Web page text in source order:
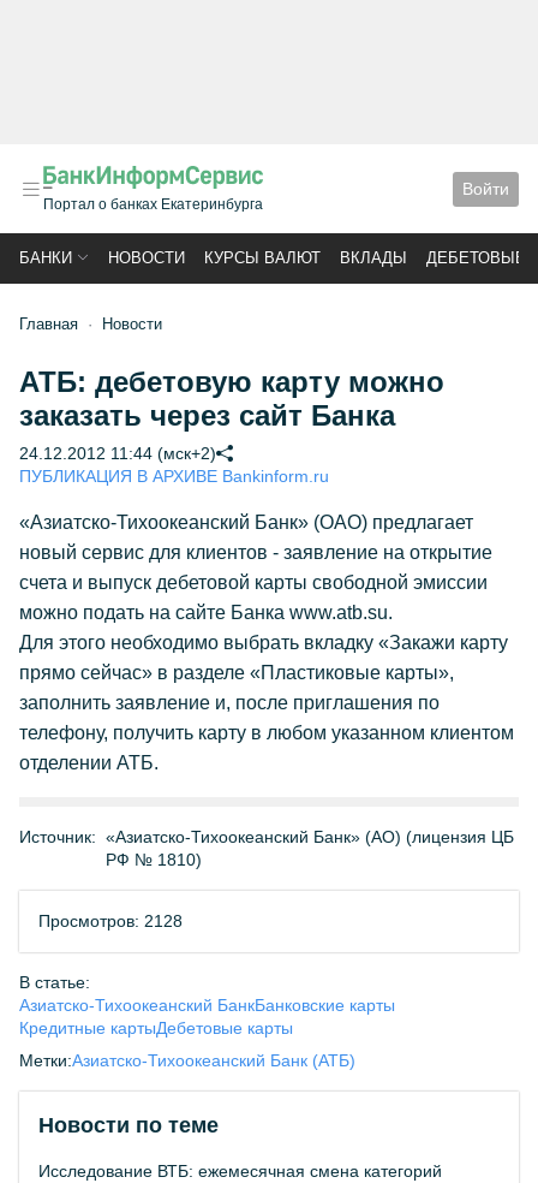
Портал о банках Екатеринбурга
Войти
БАНКИ НОВОСТИ КУРСЫ ВАЛЮТ ВКЛАДЫ ДЕБЕТОВЫЕ
Главная Новости
АТБ: дебетовую карту можно
заказать через сайт Банка
24.12.2012 11:44 (мск+2)
ПУБЛИКАЦИЯ В АРХИВЕ Bankinform.ru
«Азиатско-Тихоокеанский Банк» (ОАО) предлагает
новый сервис для клиентов - заявление на открытие
счета и выпуск дебетовой карты свободной эмиссии
можно подать на сайте Банка www.atb.su.
Для этого необходимо выбрать вкладку «Закажи карту
прямо сейчас» в разделе «Пластиковые карты»,
заполнить заявление и, после приглашения по
телефону, получить карту в любом указанном клиентом
отделении АТБ.
Источник: «Азиатско-Тихоокеанский Банк» (АО) (лицензия ЦБ
РФ № 1810)
Просмотров: 2128
В статье:
Азиатско-Тихоокеанский БанкБанковские карты
Кредитные картыДебетовые карты
Метки:Азиатско-Тихоокеанский Банк (АТБ)
Новости по теме
Исследование ВТБ: ежемесячная смена категорий